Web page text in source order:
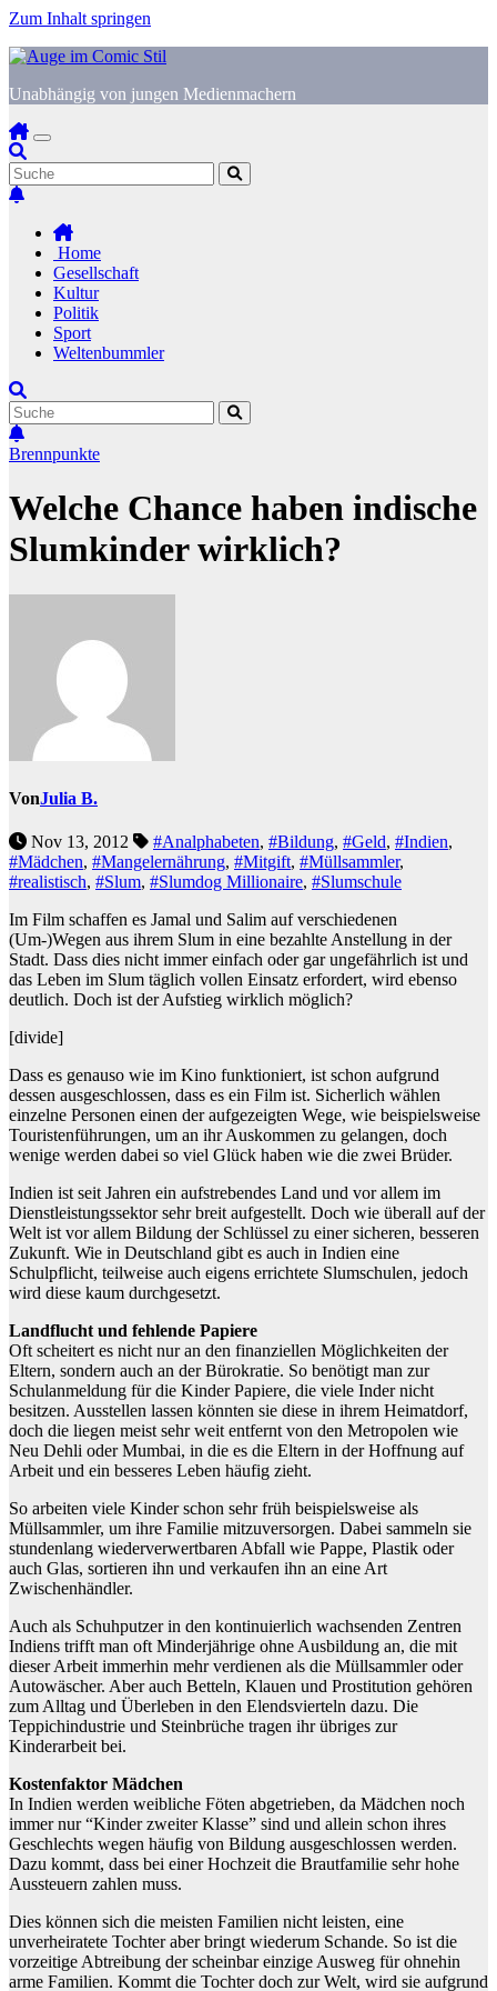
Zum Inhalt springen
Unabhängig von jungen Medienmachern
Home
Gesellschaft
Kultur
Politik
Sport
Weltenbummler
Brennpunkte
Welche Chance haben indische
Slumkinder wirklich?
VonJulia B.
Nov 13, 2012 #Analphabeten, #Bildung, #Geld, #Indien,
#Mädchen, #Mangelernährung, #Mitgift, #Müllsammler,
#realistisch, #Slum, #Slumdog Millionaire, #Slumschule
Im Film schaffen es Jamal und Salim auf verschiedenen
(Um-)Wegen aus ihrem Slum in eine bezahlte Anstellung in der
Stadt. Dass dies nicht immer einfach oder gar ungefährlich ist und
das Leben im Slum täglich vollen Einsatz erfordert, wird ebenso
deutlich. Doch ist der Aufstieg wirklich möglich?
[divide]
Dass es genauso wie im Kino funktioniert, ist schon aufgrund
dessen ausgeschlossen, dass es ein Film ist. Sicherlich wählen
einzelne Personen einen der aufgezeigten Wege, wie beispielsweise
Touristenführungen, um an ihr Auskommen zu gelangen, doch
wenige werden dabei so viel Glück haben wie die zwei Brüder.
Indien ist seit Jahren ein aufstrebendes Land und vor allem im
Dienstleistungssektor sehr breit aufgestellt. Doch wie überall auf der
Welt ist vor allem Bildung der Schlüssel zu einer sicheren, besseren
Zukunft. Wie in Deutschland gibt es auch in Indien eine
Schulpflicht, teilweise auch eigens errichtete Slumschulen, jedoch
wird diese kaum durchgesetzt.
Landflucht und fehlende Papiere
Oft scheitert es nicht nur an den finanziellen Möglichkeiten der
Eltern, sondern auch an der Bürokratie. So benötigt man zur
Schulanmeldung für die Kinder Papiere, die viele Inder nicht
besitzen. Ausstellen lassen könnten sie diese in ihrem Heimatdorf,
doch die liegen meist sehr weit entfernt von den Metropolen wie
Neu Dehli oder Mumbai, in die es die Eltern in der Hoffnung auf
Arbeit und ein besseres Leben häufig zieht.
So arbeiten viele Kinder schon sehr früh beispielsweise als
Müllsammler, um ihre Familie mitzuversorgen. Dabei sammeln sie
stundenlang wiederverwertbaren Abfall wie Pappe, Plastik oder
auch Glas, sortieren ihn und verkaufen ihn an eine Art
Zwischenhändler.
Auch als Schuhputzer in den kontinuierlich wachsenden Zentren
Indiens trifft man oft Minderjährige ohne Ausbildung an, die mit
dieser Arbeit immerhin mehr verdienen als die Müllsammler oder
Autowäscher. Aber auch Betteln, Klauen und Prostitution gehören
zum Alltag und Überleben in den Elendsvierteln dazu. Die
Teppichindustrie und Steinbrüche tragen ihr übriges zur
Kinderarbeit bei.
Kostenfaktor Mädchen
In Indien werden weibliche Föten abgetrieben, da Mädchen noch
immer nur “Kinder zweiter Klasse” sind und allein schon ihres
Geschlechts wegen häufig von Bildung ausgeschlossen werden.
Dazu kommt, dass bei einer Hochzeit die Brautfamilie sehr hohe
Aussteuern zahlen muss.
Dies können sich die meisten Familien nicht leisten, eine
unverheiratete Tochter aber bringt wiederum Schande. So ist die
vorzeitige Abtreibung der scheinbar einzige Ausweg für ohnehin
arme Familien. Kommt die Tochter doch zur Welt, wird sie aufgrund